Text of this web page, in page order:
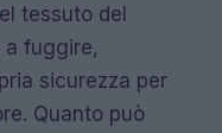
tessuto del
a fuggire,
sicurezza per
Quanto può